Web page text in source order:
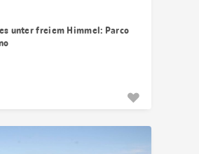
unter freiem Himmel: Parco